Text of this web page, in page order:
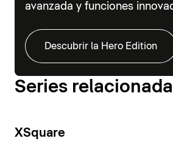
avanzada y funciones
Descubrir la Hero Edition
Series
XSquare